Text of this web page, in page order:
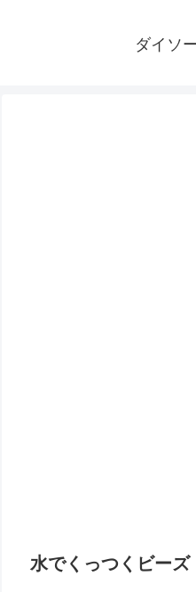
ダイソ
水でくっつくビーズ